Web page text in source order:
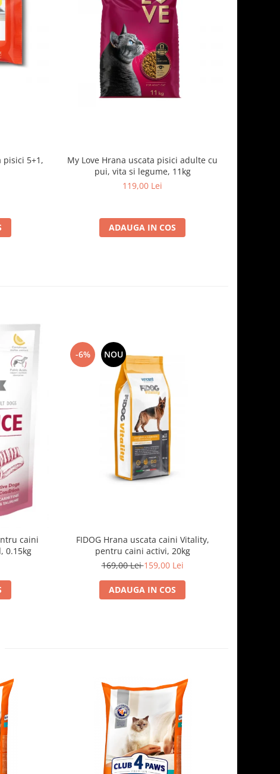
pisici 5+1,
My Love Hrana uscata pisici adulte cu
pui, vita si legume, 11kg
119,00 Lei
ADAUGA IN COS
caini
0.15kg
-6% NOU
FIDOG Hrana uscata caini Vitality,
pentru caini activi, 20kg
169,00 Lei159,00 Lei
ADAUGA IN COS